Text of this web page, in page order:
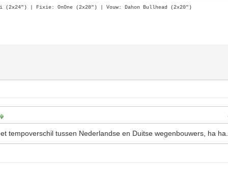
(2x24") | Fixie: OnOne (2x28") | Vouw: Dahon Bullhead (2x20")
tempoverschil tussen Nederlandse en Duitse wegenbouwers, ha ha.